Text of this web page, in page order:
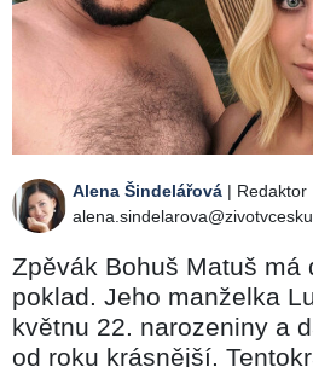
Alena Šindelářová | Redaktor
Zpěvák Bohuš Matuš má
poklad. Jeho manželka
květnu 22. narozeniny a
od roku krásnější.